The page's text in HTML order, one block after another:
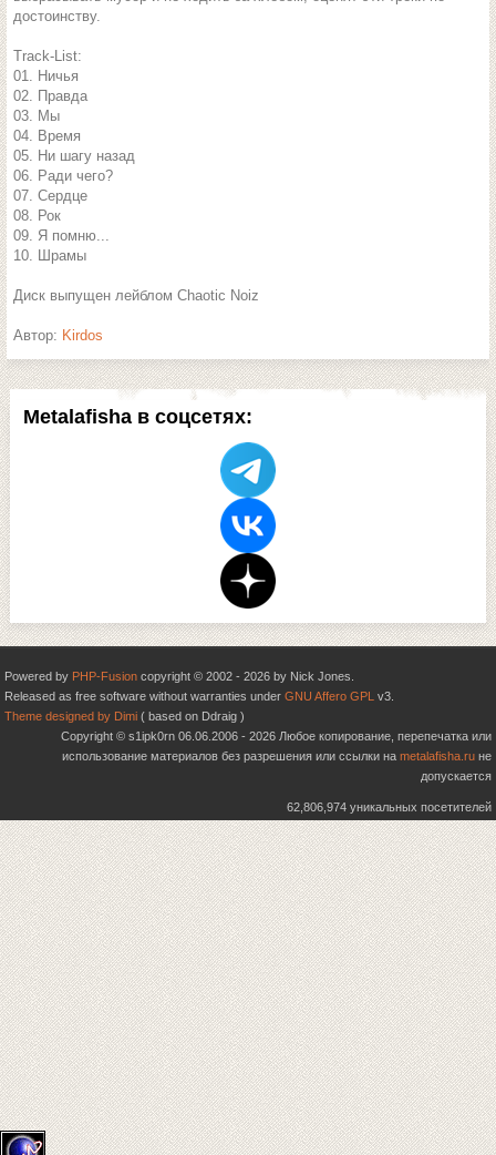
Metalafisha в соцсетях:
достоинству.
Track-List:
01. Ничья
02. Правда
03. Мы
04. Время
05. Ни шагу назад
06. Ради чего?
07. Сердце
08. Рок
09. Я помню...
10. Шрамы
Диск выпущен лейблом Chaotic Noiz
Автор: Kirdos
Powered by PHP-Fusion copyright © 2002 - 2026 by Nick Jones.
Released as free software without warranties under GNU Affero GPL v3.
Theme designed by Dimi ( based on Ddraig )
Copyright © s1ipk0rn 06.06.2006 - 2026 Любое копирование, перепечатка или
использование материалов без разрешения или ссылки на metalafisha.ru не
допускается
62,806,974 уникальных посетителей